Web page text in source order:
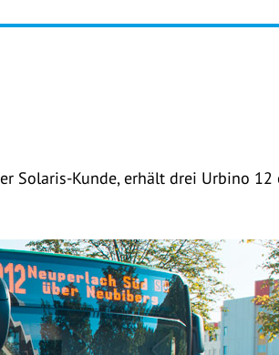
Solaris-Kunde, erhält drei Urbino 12